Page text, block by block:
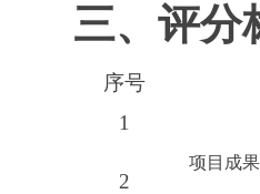
三、评分
序号
1
2
项目成